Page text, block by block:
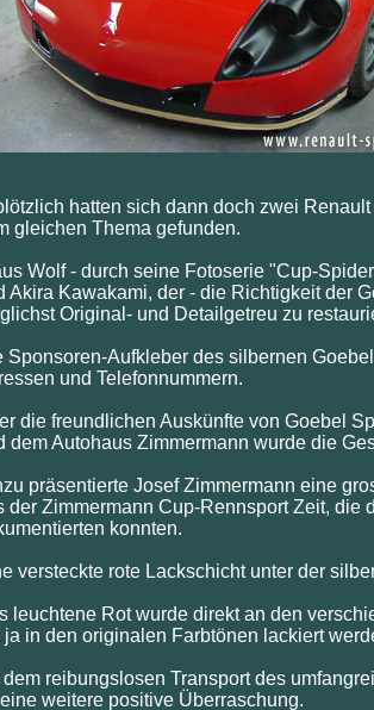
hatten sich dann doch zwei
gleichen Thema gefunden.
Wolf - durch seine Fotoserie "Cup-
Akira Kawakami, der - die Richtigkeit der
Original- und Detailgetreu zu
Sponsoren-Aufkleber des silbernen
und Telefonnummern.
die freundlichen Auskünfte von Goebel
dem Autohaus Zimmermann wurde die
präsentierte Josef Zimmermann eine
der Zimmermann Cup-Rennsport Zeit, die
konnten.
versteckte rote Lackschicht unter der
leuchtene Rot wurde direkt an den
ja in den originalen Farbtönen lackiert
dem reibungslosen Transport des
weitere positive Überraschung.